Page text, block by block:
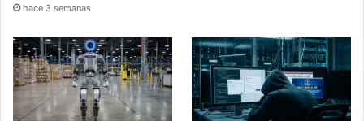
hace 3 semanas